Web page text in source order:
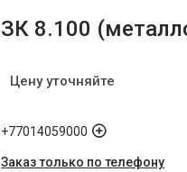
ЗК 8.100
Цену уточняйте
+77014059000
Заказ только по телефону